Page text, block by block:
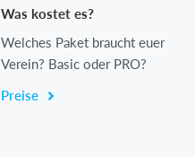
Was kostet es?
Welches Paket braucht euer
Verein? Basic oder PRO?
Preise